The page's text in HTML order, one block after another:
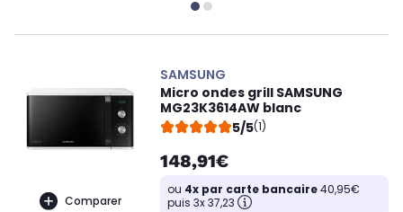
Comparer
SAMSUNG
Micro ondes grill SAMSUNG
MG23K3614AW blanc
5/5(1)
148,91€
ou 4x par carte bancaire40,95€
puis 3x 37,23